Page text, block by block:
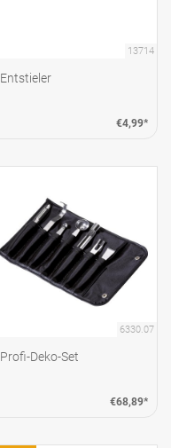
13714
Entstieler
€4,99*
6330.07
Profi-Deko-Set
€68,89*